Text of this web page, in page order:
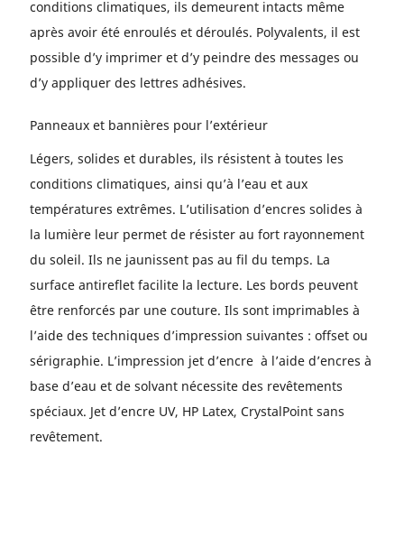
conditions climatiques, ils demeurent intacts même
après avoir été enroulés et déroulés. Polyvalents, il est
possible d’y imprimer et d’y peindre des messages ou
d’y appliquer des lettres adhésives.
Panneaux et bannières pour l’extérieur
Légers, solides et durables, ils résistent à toutes les
conditions climatiques, ainsi qu’à l’eau et aux
températures extrêmes. L’utilisation d’encres solides à
la lumière leur permet de résister au fort rayonnement
du soleil. Ils ne jaunissent pas au fil du temps. La
surface antireflet facilite la lecture. Les bords peuvent
être renforcés par une couture. Ils sont imprimables à
l’aide des techniques d’impression suivantes : offset ou
sérigraphie. L’impression jet d’encre à l’aide d’encres à
base d’eau et de solvant nécessite des revêtements
spéciaux. Jet d’encre UV, HP Latex, CrystalPoint sans
revêtement.